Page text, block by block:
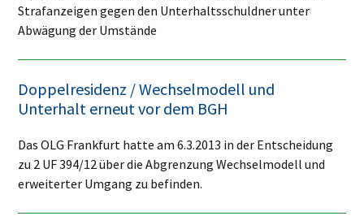
Strafanzeigen gegen den Unterhaltsschuldner unter
Abwägung der Umstände
Doppelresidenz / Wechselmodell und
Unterhalt erneut vor dem BGH
Das OLG Frankfurt hatte am 6.3.2013 in der Entscheidung
zu 2 UF 394/12 über die Abgrenzung Wechselmodell und
erweiterter Umgang zu befinden.